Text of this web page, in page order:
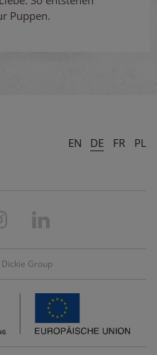
Puppen.
EN DE FR PL
Group